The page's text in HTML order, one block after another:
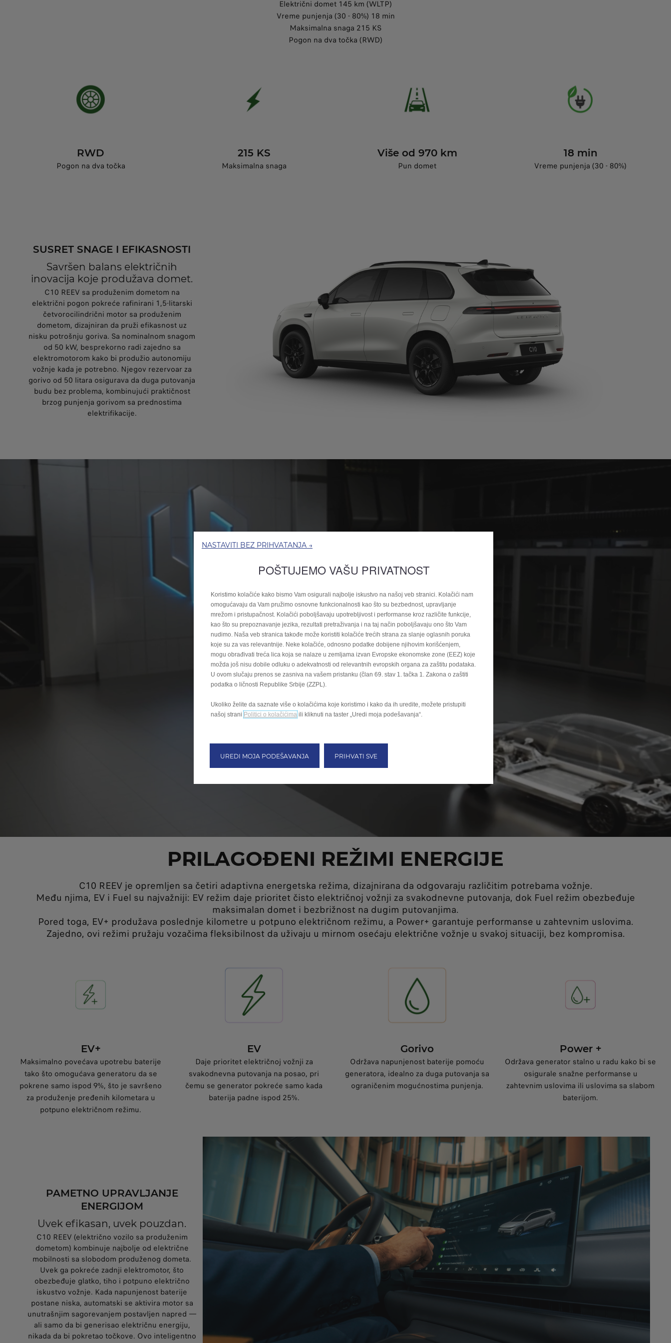
Električni domet 145 km (WLTP)
Vreme punjenja (30 - 80%) 18 min
Maksimalna snaga 215 KS
Pogon na dva točka (RWD)
RWD
Pogon na dva točka
215 KS
Maksimalna snaga
Više od 970 km
Pun domet
18 min
Vreme punjenja (30 - 80%)
SUSRET SNAGE I EFIKASNOSTI
Savršen balans električnih
inovacija koje produžava domet.
C10 REEV sa produženim dometom na
električni pogon pokreće rafinirani 1,5-litarski
četvorocilindrični motor sa produženim
dometom, dizajniran da pruži efikasnost uz
nisku potrošnju goriva. Sa nominalnom snagom
od 50 kW, besprekorno radi zajedno sa
elektromotorom kako bi produžio autonomiju
vožnje kada je potrebno. Njegov rezervoar za
gorivo od 50 litara osigurava da duga putovanja
budu bez problema, kombinujući praktičnost
brzog punjenja gorivom sa prednostima
elektrifikacije.
PRILAGOĐENI REŽIMI ENERGIJE
C10 REEV je opremljen sa četiri adaptivna energetska režima, dizajnirana da odgovaraju različitim potrebama vožnje.
Među njima, EV i Fuel su najvažniji: EV režim daje prioritet čisto električnoj vožnji za svakodnevne putovanja, dok Fuel režim obezbeđuje
maksimalan domet i bezbrižnost na dugim putovanjima.
Pored toga, EV+ produžava poslednje kilometre u potpuno električnom režimu, a Power+ garantuje performanse u zahtevnim uslovima.
Zajedno, ovi režimi pružaju vozačima fleksibilnost da uživaju u mirnom osećaju električne vožnje u svakoj situaciji, bez kompromisa.
EV+
Maksimalno povećava upotrebu baterije
tako što omogućava generatoru da se
pokrene samo ispod 9%, što je savršeno
za produženje pređenih kilometara u
potpuno električnom režimu.
EV
Daje prioritet električnoj vožnji za
svakodnevna putovanja na posao, pri
čemu se generator pokreće samo kada
baterija padne ispod 25%.
Gorivo
Održava napunjenost baterije pomoću
generatora, idealno za duga putovanja sa
ograničenim mogućnostima punjenja.
Power +
Održava generator stalno u radu kako bi se
osigurale snažne performanse u
zahtevnim uslovima ili uslovima sa slabom
baterijom.
PAMETNO UPRAVLJANJE
ENERGIJOM
Uvek efikasan, uvek pouzdan.
C10 REEV (električno vozilo sa produženim
dometom) kombinuje najbolje od električne
mobilnosti sa slobodom produženog dometa.
Uvek ga pokreće zadnji elektromotor, što
obezbeđuje glatko, tiho i potpuno električno
iskustvo vožnje. Kada napunjenost baterije
postane niska, automatski se aktivira motor sa
unutrašnjim sagorevanjem postavljen napred —
ali samo da bi generisao električnu energiju,
nikada da bi pokretao točkove. Ovo inteligentno
NASTAVITI BEZ PRIHVATANJA →
POŠTUJEMO VAŠU PRIVATNOST
Koristimo kolačiće kako bismo Vam osigurali najbolje iskustvo na našoj veb stranici. Kolačići nam
omogućavaju da Vam pružimo osnovne funkcionalnosti kao što su bezbednost, upravljanje
mrežom i pristupačnost. Kolačići poboljšavaju upotrebljivost i performanse kroz različite funkcije,
kao što su prepoznavanje jezika, rezultati pretraživanja i na taj način poboljšavaju ono što Vam
nudimo. Naša veb stranica takođe može koristiti kolačiće trećih strana za slanje oglasnih poruka
koje su za vas relevantnije. Neke kolačiće, odnosno podatke dobijene njihovim korišćenjem,
mogu obrađivati treća lica koja se nalaze u zemljama izvan Evropske ekonomske zone (EEZ) koje
možda još nisu dobile odluku o adekvatnosti od relevantnih evropskih organa za zaštitu podataka.
U ovom slučaju prenos se zasniva na vašem pristanku (član 69. stav 1. tačka 1. Zakona o zaštiti
podatka o ličnosti Republike Srbije (ZZPL).
Ukoliko želite da saznate više o kolačićima koje koristimo i kako da ih uredite, možete pristupiti
našoj straniPolitici o kolačićimaili kliknuti na taster „Uredi moja podešavanja“.
UREDI MOJA PODEŠAVANJA PRIHVATI SVE